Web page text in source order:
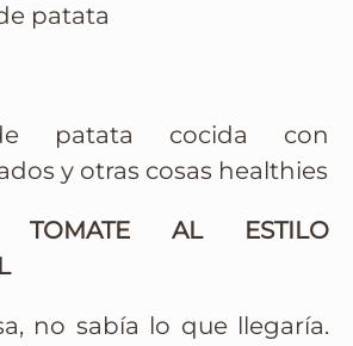
patata
patata cocida con
y otras cosas healthies
AL ESTILO
no sabía lo que llegaría.